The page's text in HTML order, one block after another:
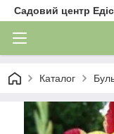
Садовий центр Едіс
Каталог